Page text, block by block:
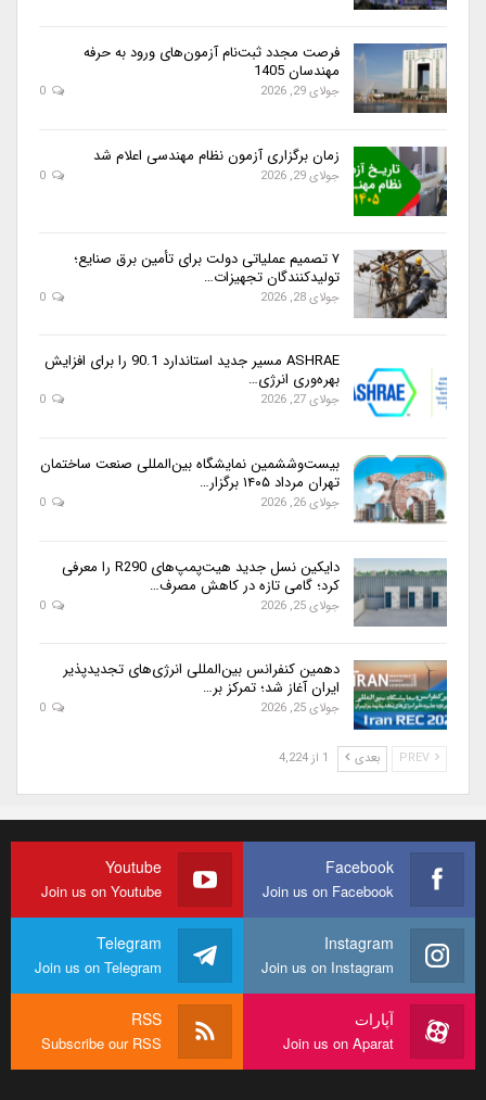
فرصت مجدد ثبت‌نام آزمون‌های ورود به حرفه
مهندسان 1405
جولای 29, 2026
زمان برگزاری آزمون نظام مهندسی اعلام شد
جولای 29, 2026
۷ تصمیم عملیاتی دولت برای تأمین برق صنایع؛
تولیدکنندگان تجهیزات…
جولای 28, 2026
ASHRAE مسیر جدید استاندارد 90.1 را برای افزایش
بهره‌وری انرژی…
جولای 27, 2026
بیست‌وششمین نمایشگاه بین‌المللی صنعت ساختمان
تهران مرداد ۱۴۰۵ برگزار…
جولای 26, 2026
دایکین نسل جدید هیت‌پمپ‌های R290 را معرفی
کرد؛ گامی تازه در کاهش مصرف…
جولای 25, 2026
دهمین کنفرانس بین‌المللی انرژی‌های تجدیدپذیر
ایران آغاز شد؛ تمرکز بر…
جولای 25, 2026
بعدی 1 از 4,224
Facebook
Join us on Facebook
Youtube
Join us on Youtube
Instagram
Join us on Instagram
Telegram
Join us on Telegram
آپارات
Join us on Aparat
RSS
Subscribe our RSS